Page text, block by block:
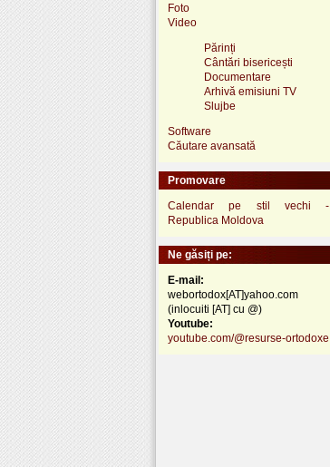
Foto
Video
Părinți
Cântări bisericești
Documentare
Arhivă emisiuni TV
Slujbe
Software
Căutare avansată
Promovare
Calendar pe stil vechi -
Republica Moldova
Ne găsiți pe:
E-mail:
webortodox[AT]yahoo.com
(inlocuiti [AT] cu @)
Youtube:
youtube.com/@resurse-ortodoxe